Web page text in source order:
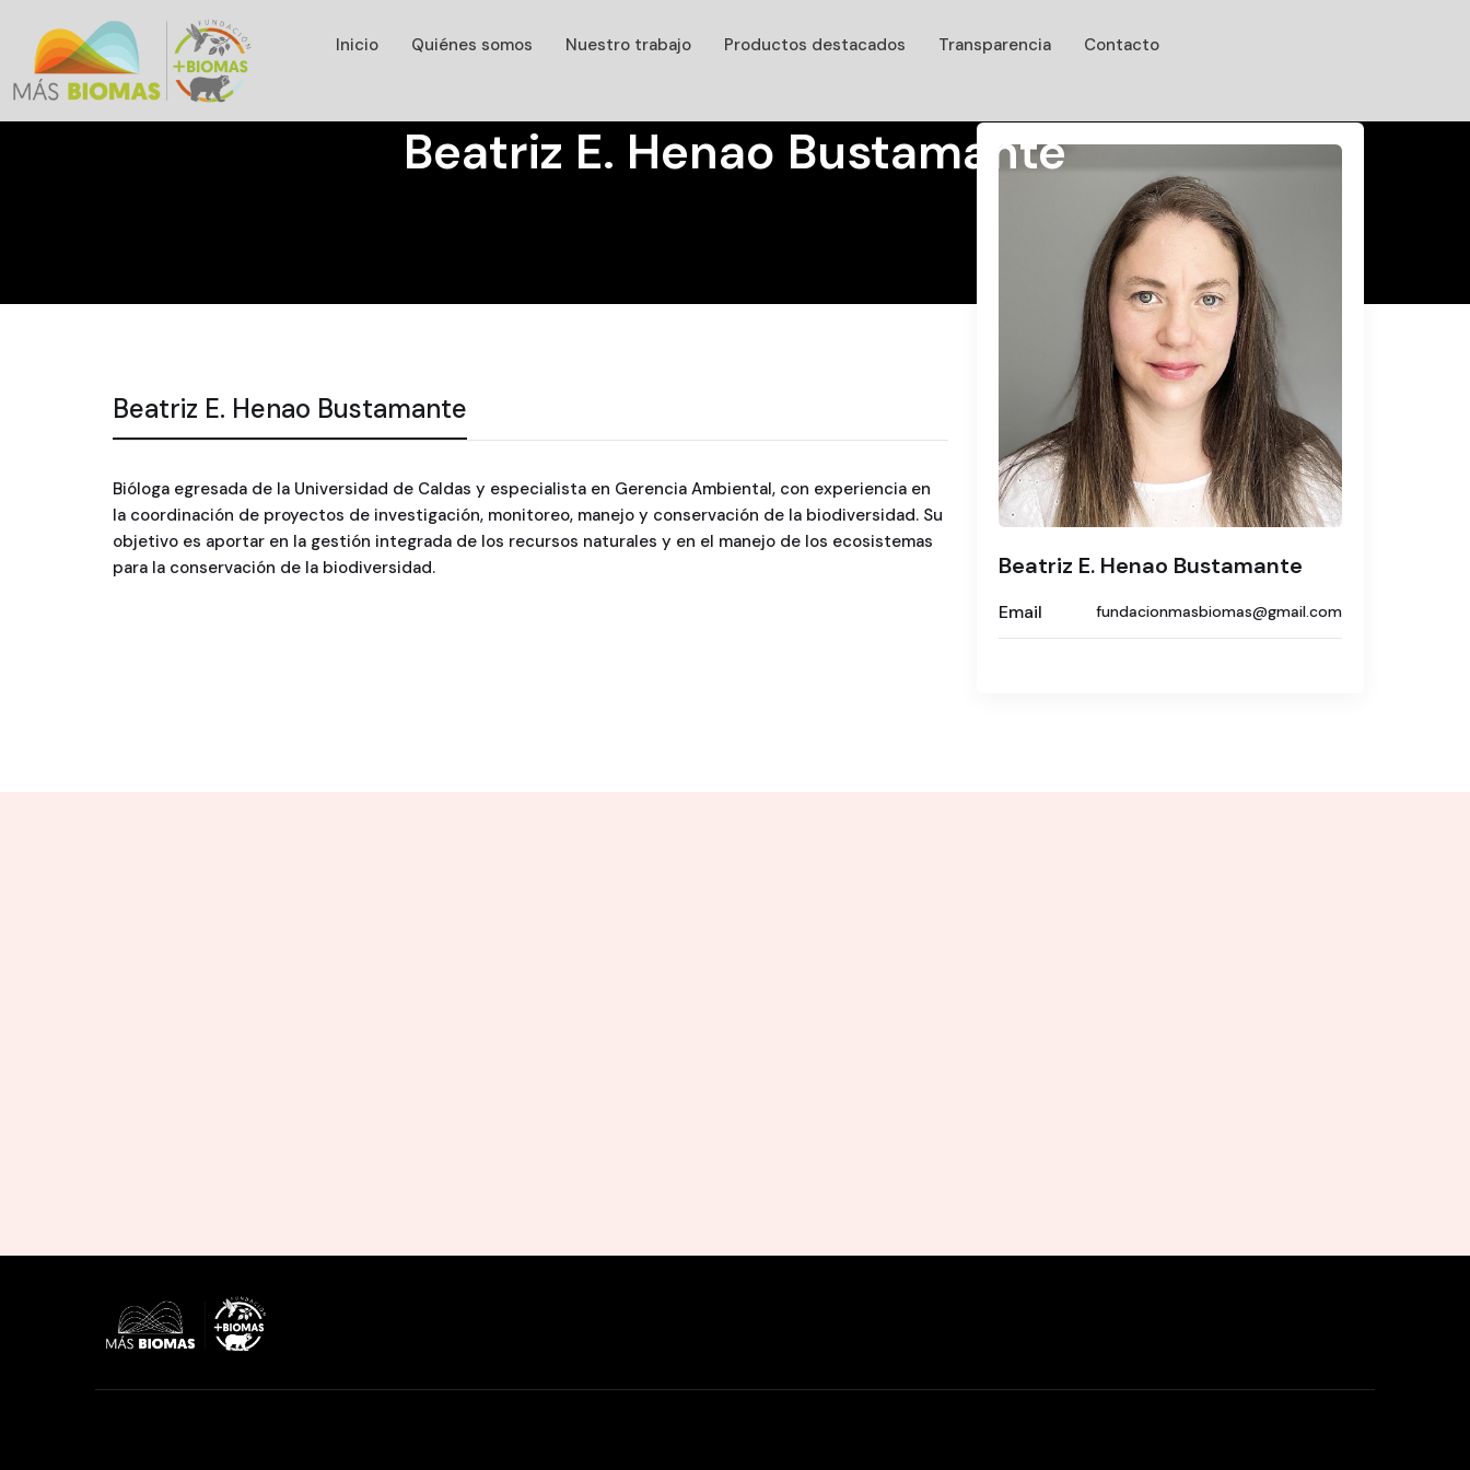
Inicio Quiénes somos Nuestro trabajo Productos destacados Transparencia Contacto
Beatriz E. Henao Bustamante
Beatriz E. Henao Bustamante
Bióloga egresada de la Universidad de Caldas y especialista en Gerencia Ambiental, con experiencia en
la coordinación de proyectos de investigación, monitoreo, manejo y conservación de la biodiversidad. Su
objetivo es aportar en la gestión integrada de los recursos naturales y en el manejo de los ecosistemas
para la conservación de la biodiversidad.
Beatriz E. Henao Bustamante
Email fundacionmasbiomas@gmail.com